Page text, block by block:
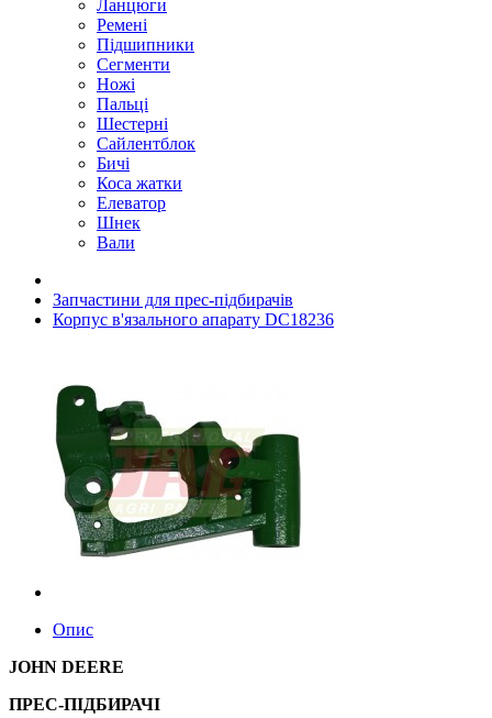
Ланцюги
Ремені
Підшипники
Сегменти
Ножі
Пальці
Шестерні
Сайлентблок
Бичі
Коса жатки
Елеватор
Шнек
Вали
Запчастини для прес-підбирачів
Корпус в'язального апарату DC18236
Опис
JOHN DEERE
ПРЕС-ПІДБИРАЧІ